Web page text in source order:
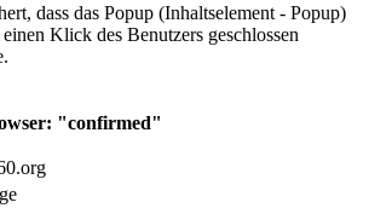
dass das Popup (Inhaltselement - Popup)
Klick des Benutzers geschlossen
"confirmed"